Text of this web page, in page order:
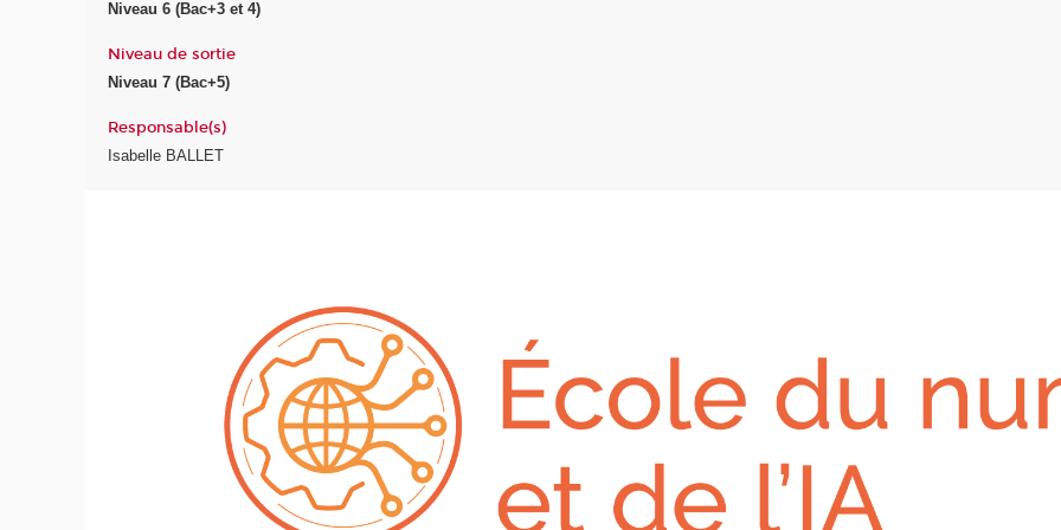
Niveau 6 (Bac+3 et 4)
Niveau de sortie
Niveau 7 (Bac+5)
Responsable(s)
Isabelle BALLET